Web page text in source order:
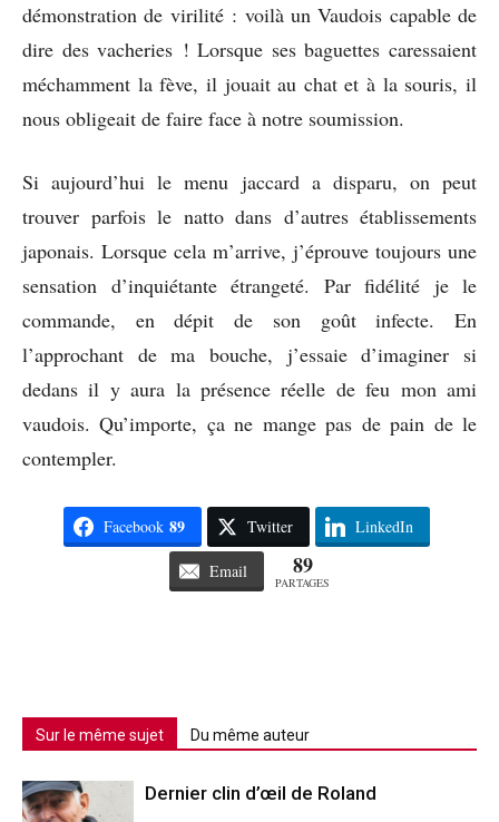
démonstration de virilité : voilà un Vaudois capable de
dire des vacheries ! Lorsque ses baguettes caressaient
méchamment la fève, il jouait au chat et à la souris, il
nous obligeait de faire face à notre soumission.
Si aujourd’hui le menu jaccard a disparu, on peut
trouver parfois le natto dans d’autres établissements
japonais. Lorsque cela m’arrive, j’éprouve toujours une
sensation d’inquiétante étrangeté. Par fidélité je le
commande, en dépit de son goût infecte. En
l’approchant de ma bouche, j’essaie d’imaginer si
dedans il y aura la présence réelle de feu mon ami
vaudois. Qu’importe, ça ne mange pas de pain de le
contempler.
Facebook 89 Twitter LinkedIn
Email 89
PARTAGES
Sur le même sujet Du même auteur
Dernier clin d’œil de Roland